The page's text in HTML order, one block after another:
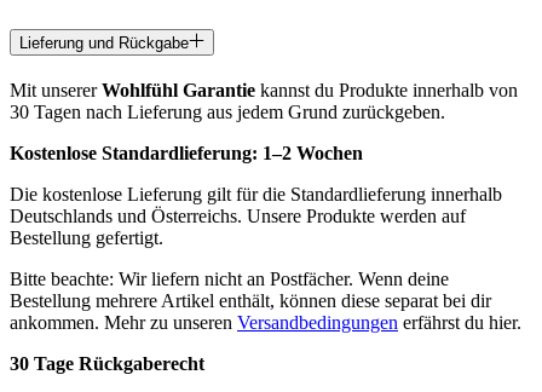
Lieferung und Rückgabe
Mit unsererWohlfühl Garantie kannst du Produkte innerhalb von
30 Tagen nach Lieferung aus jedem Grund zurückgeben.
Kostenlose Standardlieferung: 1–2 Wochen
Die kostenlose Lieferung gilt für die Standardlieferung innerhalb
Deutschlands und Österreichs. Unsere Produkte werden auf
Bestellung gefertigt.
Bitte beachte: Wir liefern nicht an Postfächer. Wenn deine
Bestellung mehrere Artikel enthält, können diese separat bei dir
ankommen. Mehr zu unseren Versandbedingungen erfährst du hier.
30 Tage Rückgaberecht